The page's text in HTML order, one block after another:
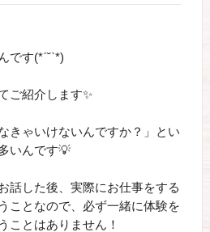
です(*ˊ˘ˋ*)
ご紹介します✨
きゃいけないんですか？」とい
いんです💡
話した後、実際にお仕事をする
ことなので、必ず一緒に体験を
ことはありません！